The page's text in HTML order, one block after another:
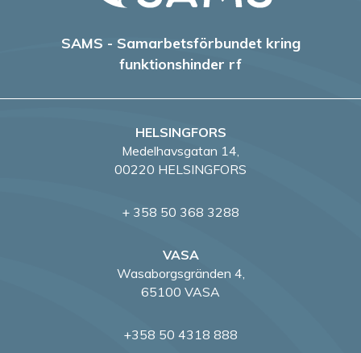
SAMS - Samarbetsförbundet kring
funktionshinder rf
HELSINGFORS
Medelhavsgatan 14,
00220 HELSINGFORS
+ 358 50 368 3288
VASA
Wasaborgsgränden 4,
65100 VASA
+358 50 4318 888